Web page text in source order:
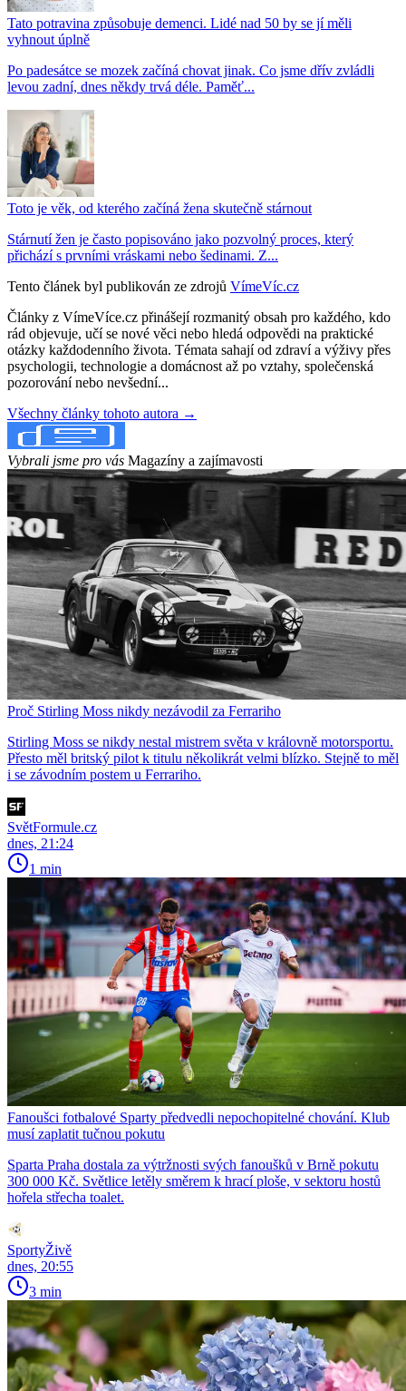
Tato potravina způsobuje demenci. Lidé nad 50 by se jí měli
vyhnout úplně
Po padesátce se mozek začíná chovat jinak. Co jsme dřív zvládli
levou zadní, dnes někdy trvá déle. Paměť...
Toto je věk, od kterého začíná žena skutečně stárnout
Stárnutí žen je často popisováno jako pozvolný proces, který
přichází s prvními vráskami nebo šedinami. Z...
Tento článek byl publikován ze zdrojů VímeVíc.cz
Články z VímeVíce.cz přinášejí rozmanitý obsah pro každého, kdo
rád objevuje, učí se nové věci nebo hledá odpovědi na praktické
otázky každodenního života. Témata sahají od zdraví a výživy přes
psychologii, technologie a domácnost až po vztahy, společenská
pozorování nebo nevšední...
Všechny články tohoto autora →
Vybrali jsme pro vás Magazíny a zajímavosti
Proč Stirling Moss nikdy nezávodil za Ferrariho
Stirling Moss se nikdy nestal mistrem světa v královně motorsportu.
Přesto měl britský pilot k titulu několikrát velmi blízko. Stejně to měl
i se závodním postem u Ferrariho.
SvětFormule.cz
dnes, 21:24
1 min
Fanoušci fotbalové Sparty předvedli nepochopitelné chování. Klub
musí zaplatit tučnou pokutu
Sparta Praha dostala za výtržnosti svých fanoušků v Brně pokutu
300 000 Kč. Světlice letěly směrem k hrací ploše, v sektoru hostů
hořela střecha toalet.
SportyŽivě
dnes, 20:55
3 min